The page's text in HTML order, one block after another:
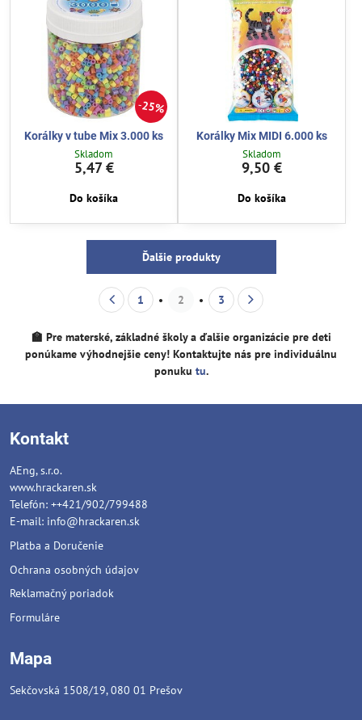
25%
Korálky v tube Mix 3.000 ks
Skladom
5,47 €
Do košíka
Korálky Mix MIDI 6.000 ks
Skladom
9,50 €
Do košíka
Ďalšie produkty
1 2 3
🏫 Pre materské, základné školy a ďalšie organizácie pre deti
ponúkame výhodnejšie ceny! Kontaktujte nás pre individuálnu
ponuku tu.
Kontakt
AEng, s.r.o.
www.hrackaren.sk
Telefón: ++421/902/799488
E-mail: info@hrackaren.sk
Platba a Doručenie
Ochrana osobných údajov
Reklamačný poriadok
Formuláre
Mapa
Sekčovská 1508/19, 080 01 Prešov